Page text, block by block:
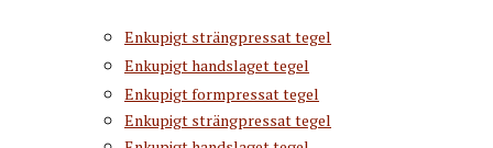
Enkupigt strängpressat tegel
Enkupigt handslaget tegel
Enkupigt formpressat tegel
Enkupigt strängpressat tegel